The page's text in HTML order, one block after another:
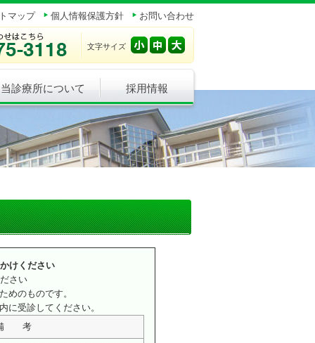
マップ 個人情報保護方針 お問い合わせ
文字サイズ
当診療所について 採用情報
けください
さい
めのものです。
受診してください。
考